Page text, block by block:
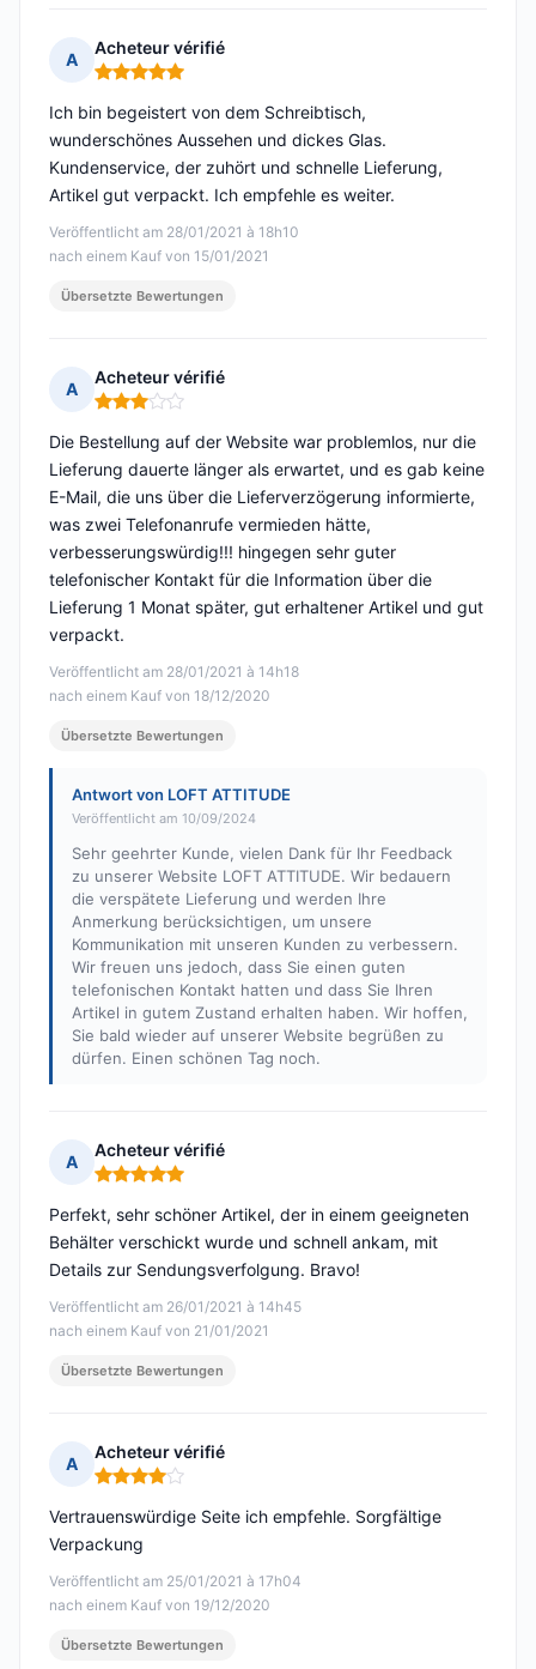
A
Acheteur vérifié
Hinweis: 5 von 5
Veröffentlicht am 28/01/2021 à 18h10
nach einem Kauf von 15/01/2021
Ich bin begeistert von dem Schreibtisch,
wunderschönes Aussehen und dickes Glas.
Kundenservice, der zuhört und schnelle Lieferung,
Artikel gut verpackt. Ich empfehle es weiter.
Übersetzte Bewertungen
A
Acheteur vérifié
Hinweis: 3 von 5
Veröffentlicht am 28/01/2021 à 14h18
nach einem Kauf von 18/12/2020
Die Bestellung auf der Website war problemlos, nur die
Lieferung dauerte länger als erwartet, und es gab keine
E-Mail, die uns über die Lieferverzögerung informierte,
was zwei Telefonanrufe vermieden hätte,
verbesserungswürdig!!! hingegen sehr guter
telefonischer Kontakt für die Information über die
Lieferung 1 Monat später, gut erhaltener Artikel und gut
verpackt.
Übersetzte Bewertungen
Antwort von LOFT ATTITUDE
Veröffentlicht am 10/09/2024
Sehr geehrter Kunde, vielen Dank für Ihr Feedback
zu unserer Website LOFT ATTITUDE. Wir bedauern
die verspätete Lieferung und werden Ihre
Anmerkung berücksichtigen, um unsere
Kommunikation mit unseren Kunden zu verbessern.
Wir freuen uns jedoch, dass Sie einen guten
telefonischen Kontakt hatten und dass Sie Ihren
Artikel in gutem Zustand erhalten haben. Wir hoffen,
Sie bald wieder auf unserer Website begrüßen zu
dürfen. Einen schönen Tag noch.
A
Acheteur vérifié
Hinweis: 5 von 5
Veröffentlicht am 26/01/2021 à 14h45
nach einem Kauf von 21/01/2021
Perfekt, sehr schöner Artikel, der in einem geeigneten
Behälter verschickt wurde und schnell ankam, mit
Details zur Sendungsverfolgung. Bravo!
Übersetzte Bewertungen
A
Acheteur vérifié
Hinweis: 4 von 5
Veröffentlicht am 25/01/2021 à 17h04
nach einem Kauf von 19/12/2020
Vertrauenswürdige Seite ich empfehle. Sorgfältige
Verpackung
Übersetzte Bewertungen